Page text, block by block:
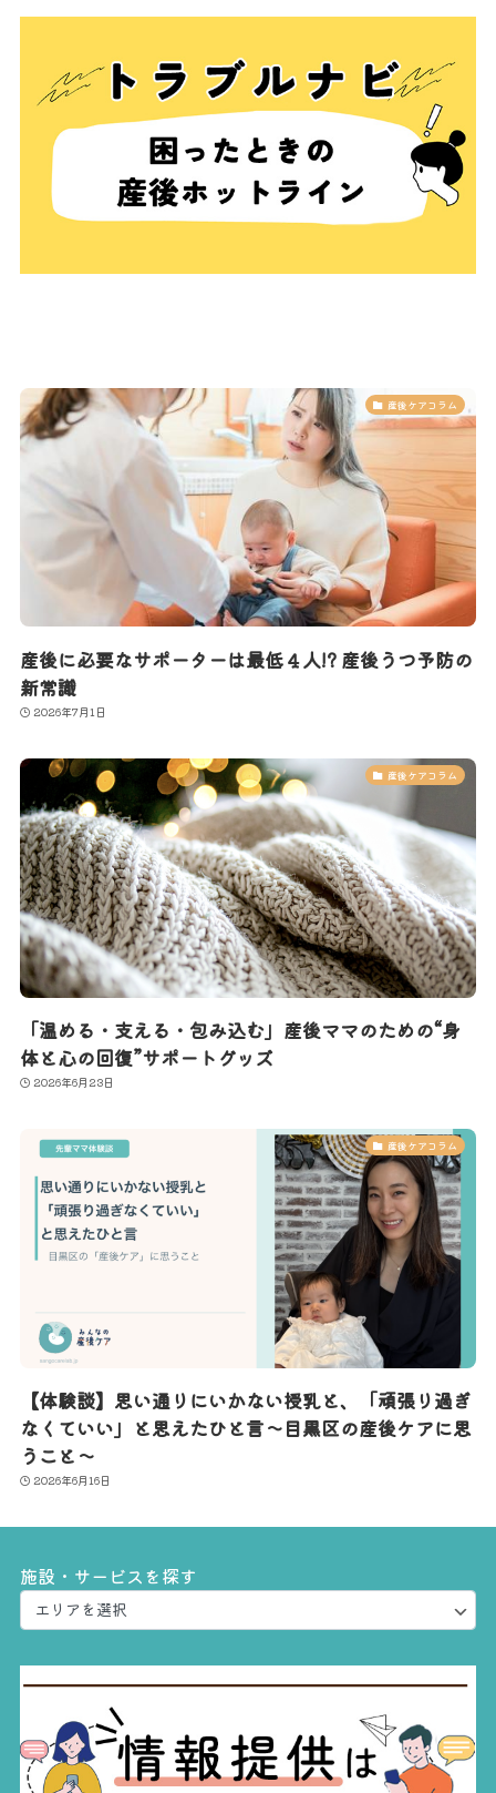
産後ケアコラム
産後に必要なサポーターは最低４人!? 産後うつ予防の
新常識
2026年7月1日
産後ケアコラム
「温める・支える・包み込む」産後ママのための“身
体と心の回復”サポートグッズ
2026年6月23日
産後ケアコラム
【体験談】思い通りにいかない授乳と、「頑張り過ぎ
なくていい」と思えたひと言〜目黒区の産後ケアに思
うこと〜
2026年6月16日
施設・サービスを探す